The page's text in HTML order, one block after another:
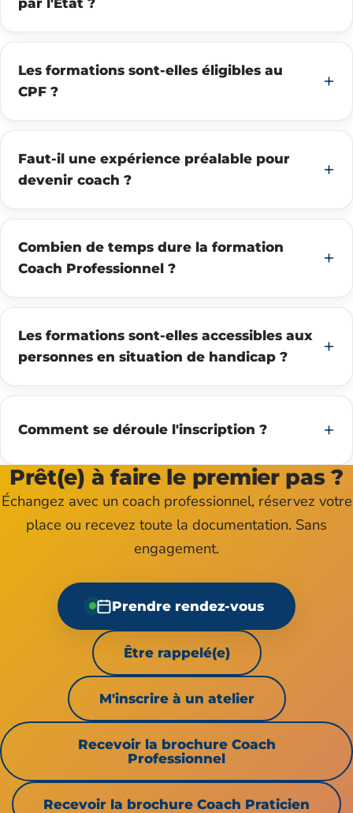
Les formations sont-elles éligibles au
CPF ?
Faut-il une expérience préalable pour
devenir coach ?
Combien de temps dure la formation
Coach Professionnel ?
Les formations sont-elles accessibles aux
personnes en situation de handicap ?
Comment se déroule l'inscription ?
Prêt(e) à faire le premier pas ?
Échangez avec un coach professionnel, réservez votre
place ou recevez toute la documentation. Sans
engagement.
Prendre rendez-vous
Être rappelé(e)
M'inscrire à un atelier
Recevoir la brochure Coach
Professionnel
Recevoir la brochure Coach Praticien